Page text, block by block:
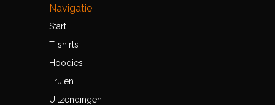
Navigatie
Start
T-shirts
Hoodies
Truien
Uitzendingen